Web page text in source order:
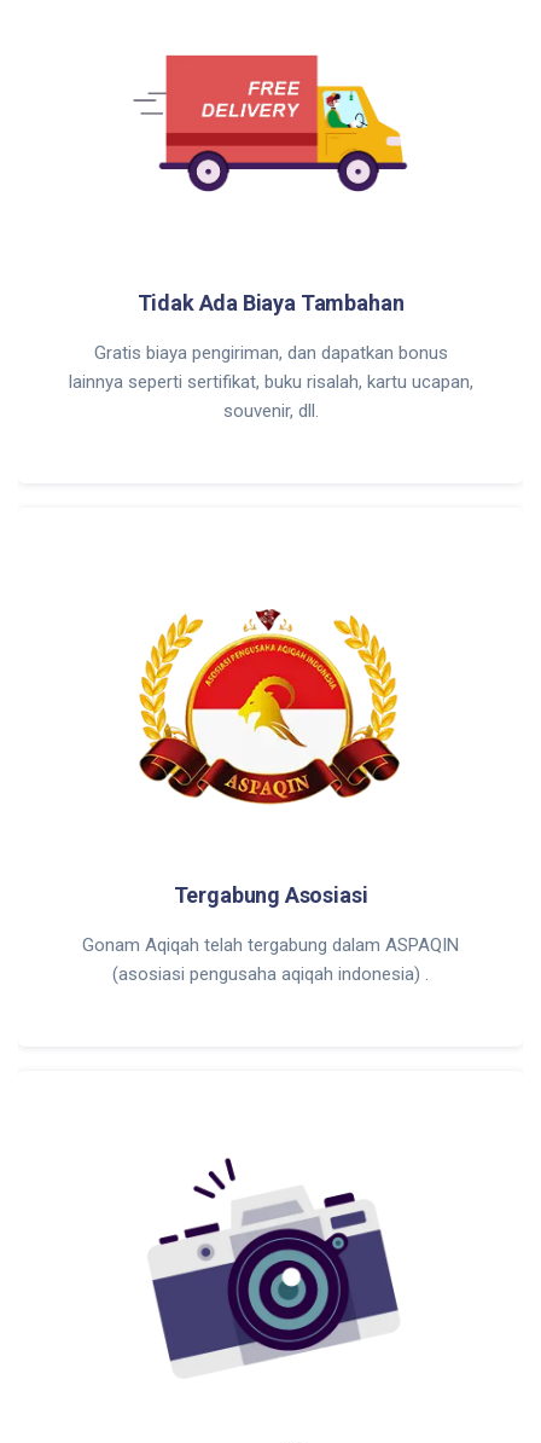
Tidak Ada Biaya Tambahan
Gratis biaya pengiriman, dan dapatkan bonus
lainnya seperti sertifikat, buku risalah, kartu ucapan,
souvenir, dll.
Tergabung Asosiasi
Gonam Aqiqah telah tergabung dalam ASPAQIN
(asosiasi pengusaha aqiqah indonesia) .